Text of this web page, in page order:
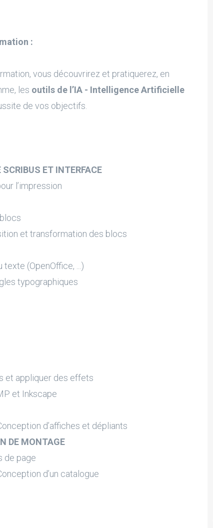
:
vous découvrirez et pratiquerez, en
les outils de l’IA - Intelligence Artificielle
de vos objectifs.
ET INTERFACE
l’impression
et transformation des blocs
(OpenOffice, ...)
typographiques
et appliquer des effets
et Inkscape
d’affiches et dépliants
DE MONTAGE
de page
d’un catalogue